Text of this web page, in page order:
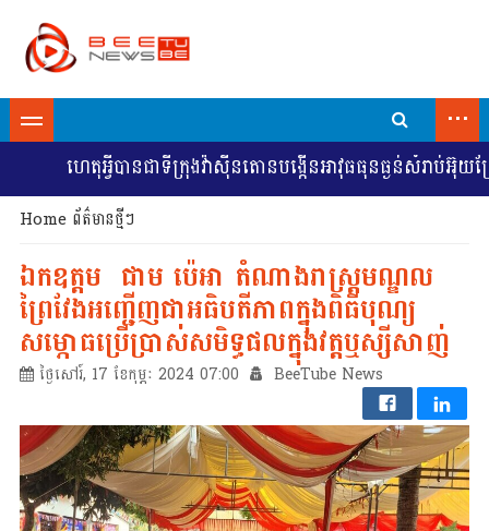
...
ហេតុអ្វីបានជាទីក្រុងវ៉ាស៊ីនតោនបង្កើនអាវុធធុនធ្ងន់សំរាប់អ៊ុយក្រែន
Home ព័ត៌មានថ្មីៗ
ឯកឧត្តម ជាម ប៉េអា តំណាងរាស្ត្រមណ្ឌល
ព្រៃវែងអញ្ជើញជាអធិបតីភាពក្នុងពិធីបុណ្យ
សម្ភោធប្រើប្រាស់សមិទ្ធផលក្នុងវត្តឬស្សីសាញ់
ថ្ងៃសៅរ៍, 17 ខែកុម្ភៈ 2024 07:00 BeeTube News